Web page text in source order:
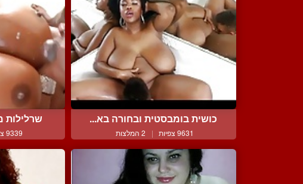
כושית בומבסטית ובחורה בא...
9631 צפיות | 2 המלצות
שרלילות
9339 צפיות